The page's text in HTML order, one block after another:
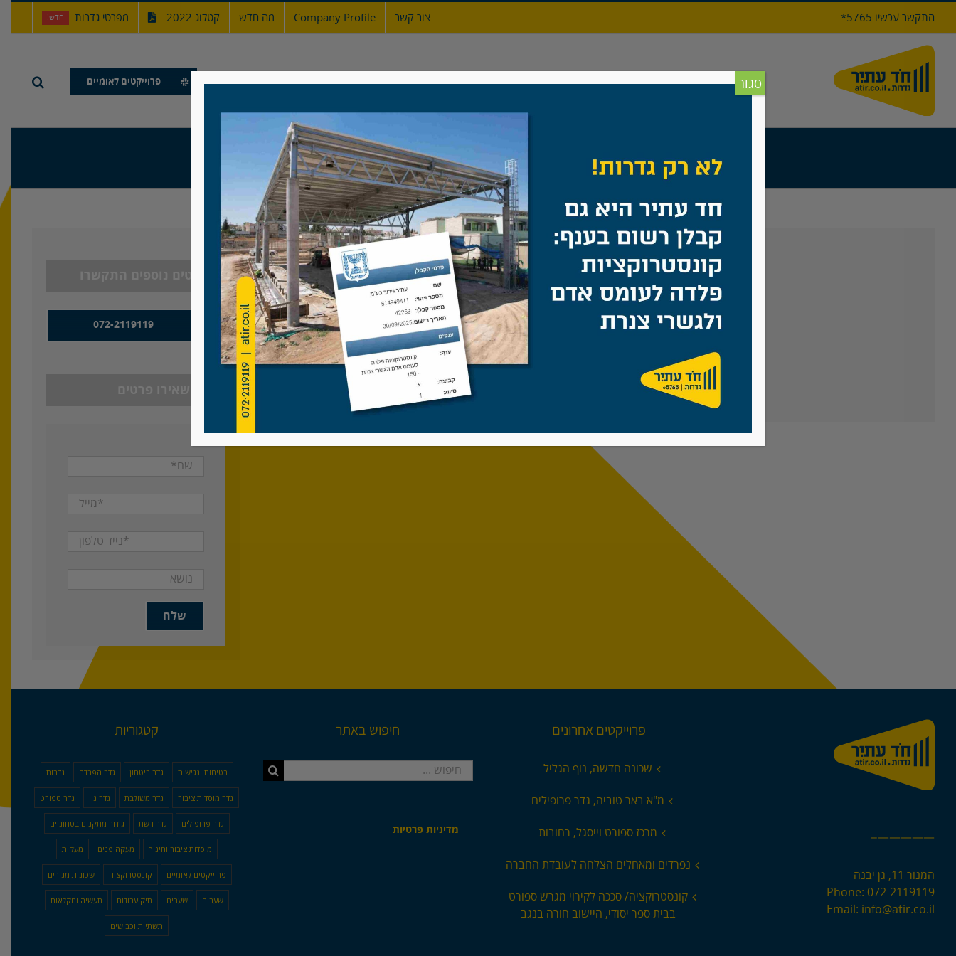
לתוכןהתקשר עכשיו 5765* צור קשר Company Profile מה חדש קטלוג 2022 מפרטי גדרות חדש!
דף הבית אודות גדרות מעקות ברזל שערים תיק עבודות פרוייקטים לאומיים
בית / לקוח באספקה
מכתב תודה של לקוח באספקה 072-2119119
—————–
המנור 11, גן יבנה
Phone: 072-2119119
Email: info@atir.co.il
פרוייקטים אחרונים
שכונה חדשה, נוף הגליל
מ"א באר טוביה, גדר פרופילים
מרכז ספורט וייסגל, רחובות
נפרדים ומאחלים הצלחה לעובדת החברה
קונסטרוקציה/ סככה לקירוי מגרש ספורט
בבית ספר יסודי, היישוב חורה בנגב
חיפוש באתר
חיפוש...
מדיניות פרטיות
קטגוריות
בטיחות ונגישות גדר ביטחון גדר הפרדה גדרות
גדר מוסדות ציבור גדר משולבת גדר נוי גדר ספורט
גדר פרופילים גדר רשת גידור מתקנים בטחוניים
מוסדות ציבור וחינוך מעקה פנים מעקות
פרוייקטים לאומיים קונסטרוקציה שכונות מגורים
שערים שערים תיק עבודות תעשיה וחקלאות
תשתיות וכבישים
סגור